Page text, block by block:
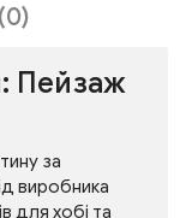
Пейзаж
за
виробника
для хобі та